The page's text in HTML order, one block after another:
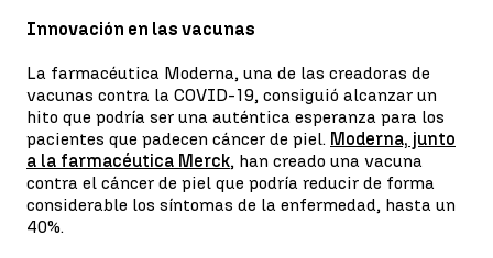
Innovación en las vacunas
La farmacéutica Moderna, una de las creadoras de
vacunas contra la COVID-19, consiguió alcanzar un
hito que podría ser una auténtica esperanza para los
pacientes que padecen cáncer de piel. Moderna, junto
a la farmacéutica Merck, han creado una vacuna
contra el cáncer de piel que podría reducir de forma
considerable los síntomas de la enfermedad, hasta un
40%.